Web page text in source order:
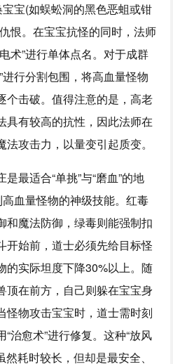
宝(如蜈蚣洞的黑色恶蛆或钳
恨。在宝宝抗怪的同时，法师
术”进行单体点名。对于成群
行分割包围，将高血量怪物
个击破。值得注意的是，高老
具有较高的抗性，因此法师在
攻击力，以量变引起质变。
最适合“单挑”与“磨血”的地
高血量怪物的神级技能。红毒
和魔法防御，绿毒则能强制扣
开始前，道士必须先给目标怪
的实际坦度下降30%以上。随
顶在前方，自己则躲在宝宝身
怪物攻击宝宝时，道士需时刻
治愈术”进行修复。这种“放风
然耗时较长，但却是最安全、